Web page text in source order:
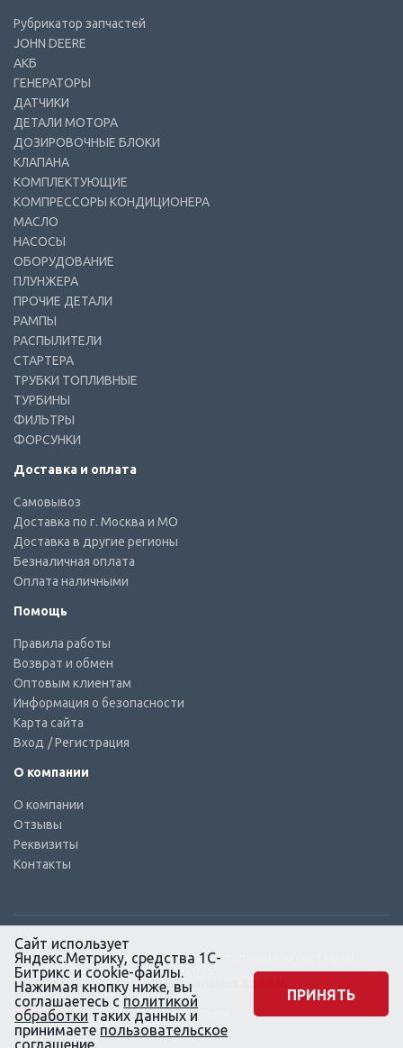
Рубрикатор запчастей
JOHN DEERE
АКБ
ГЕНЕРАТОРЫ
ДАТЧИКИ
ДЕТАЛИ МОТОРА
ДОЗИРОВОЧНЫЕ БЛОКИ
КЛАПАНА
КОМПЛЕКТУЮЩИЕ
КОМПРЕССОРЫ КОНДИЦИОНЕРА
МАСЛО
НАСОСЫ
ОБОРУДОВАНИЕ
ПЛУНЖЕРА
ПРОЧИЕ ДЕТАЛИ
РАМПЫ
РАСПЫЛИТЕЛИ
СТАРТЕРА
ТРУБКИ ТОПЛИВНЫЕ
ТУРБИНЫ
ФИЛЬТРЫ
ФОРСУНКИ
Доставка и оплата
Самовывоз
Доставка по г. Москва и МО
Доставка в другие регионы
Безналичная оплата
Оплата наличными
Помощь
Правила работы
Возврат и обмен
Оптовым клиентам
Информация о безопасности
Карта сайта
Вход / Регистрация
О компании
О компании
Отзывы
Реквизиты
Контакты
© КТС-Дизель – Комплектующие к топливным системам
Все права защищены, 2003 – 2025
Согласие на обработку персональных данных
Сайт создан в маркетинговом
агентстве KLUEV.BZ
Сайт использует
Яндекс.Метрику, средства 1С-
Битрикс и cookie-файлы.
Нажимая кнопку ниже, вы
соглашаетесь с политикой
обработки таких данных и
принимаете пользовательское
соглашение
ПРИНЯТЬ